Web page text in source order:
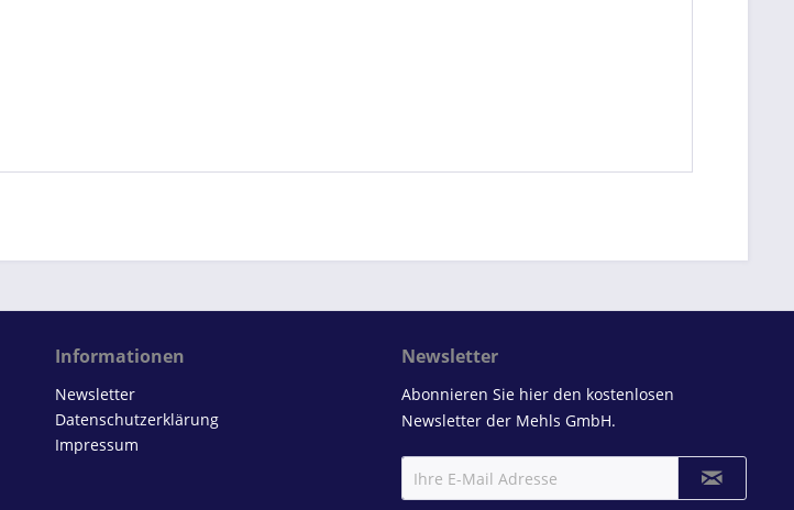
Informationen
Newsletter
Datenschutzerklärung
Impressum
Newsletter
Abonnieren Sie hier den kostenlosen
Newsletter der Mehls GmbH.